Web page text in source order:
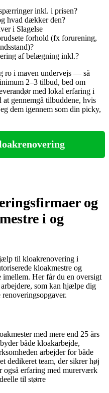
inkl. i prisen?
hvad dækker den?
i Slagelse
forhold (fx forurening,
af belægning inkl.?
ro i maven undervejs — så
2–3 tilbud, bed om
med lokal erfaring i
gennemgå tilbuddene, hvis
dem igennem som din picky,
og
i og
til kloakrenovering i
kloakmestre og
Her får du en oversigt
som kan hjælpe dig
med mere end 25 års
både kloakarbejde,
arbejder for både
dedikeret team, der sikrer høj
også erfaring med murerværk
til større